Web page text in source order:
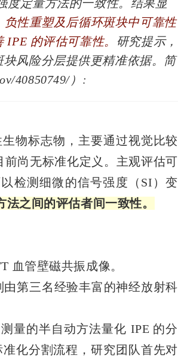
度定量方法的一致性。结果显
性重塑及后循环斑块中可靠性
的评估可靠性。 研究提示，
风险分层提供更精准依据。
简
40850749/）:
物标志物，主要通过视觉比较
尚无标准化定义。主观评估可
检测细微的信号强度（SI）变
之间的评估者间一致性。
血管壁磁共振成像。
第三名经验丰富的神经放射科
量的半自动方法量化 IPE 的分
准化分割流程，研究团队首先对